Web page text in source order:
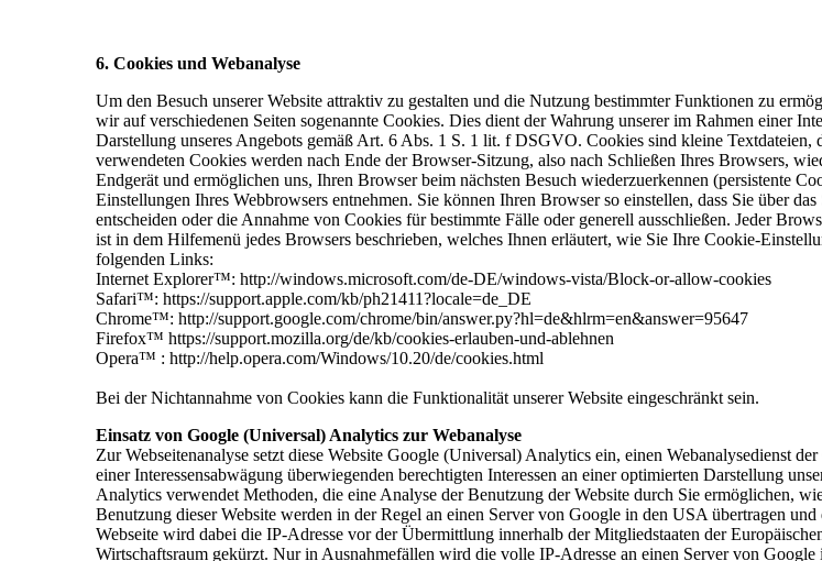
6. Cookies und Webanalyse
Um den Besuch unserer Website attraktiv zu gestalten und die Nutzung bestimmter Funktionen zu
wir auf verschiedenen Seiten sogenannte Cookies. Dies dient der Wahrung unserer im Rahmen einer
Darstellung unseres Angebots gemäß Art. 6 Abs. 1 S. 1 lit. f DSGVO. Cookies sind kleine
verwendeten Cookies werden nach Ende der Browser-Sitzung, also nach Schließen Ihres Browsers,
Endgerät und ermöglichen uns, Ihren Browser beim nächsten Besuch wiederzuerkennen (persistente
Einstellungen Ihres Webbrowsers entnehmen. Sie können Ihren Browser so einstellen, dass Sie über
entscheiden oder die Annahme von Cookies für bestimmte Fälle oder generell ausschließen. Jeder
ist in dem Hilfemenü jedes Browsers beschrieben, welches Ihnen erläutert, wie Sie Ihre Cookie-
folgenden Links:
Internet Explorer™: http://windows.microsoft.com/de-DE/windows-vista/Block-or-allow-cookies
Safari™: https://support.apple.com/kb/ph21411?locale=de_DE
Chrome™: http://support.google.com/chrome/bin/answer.py?hl=de&hlrm=en&answer=95647
Firefox™ https://support.mozilla.org/de/kb/cookies-erlauben-und-ablehnen
Opera™ : http://help.opera.com/Windows/10.20/de/cookies.html
Bei der Nichtannahme von Cookies kann die Funktionalität unserer Website eingeschränkt sein.
Einsatz von Google (Universal) Analytics zur Webanalyse
Zur Webseitenanalyse setzt diese Website Google (Universal) Analytics ein, einen Webanalysedienst
einer Interessensabwägung überwiegenden berechtigten Interessen an einer optimierten Darstellung
Analytics verwendet Methoden, die eine Analyse der Benutzung der Website durch Sie ermöglichen,
Benutzung dieser Website werden in der Regel an einen Server von Google in den USA übertragen
Webseite wird dabei die IP-Adresse vor der Übermittlung innerhalb der Mitgliedstaaten der
Wirtschaftsraum gekürzt. Nur in Ausnahmefällen wird die volle IP-Adresse an einen Server von